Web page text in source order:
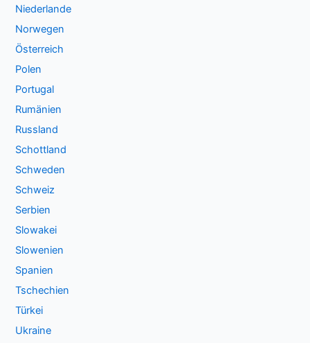
Niederlande
Norwegen
Österreich
Polen
Portugal
Rumänien
Russland
Schottland
Schweden
Schweiz
Serbien
Slowakei
Slowenien
Spanien
Tschechien
Türkei
Ukraine